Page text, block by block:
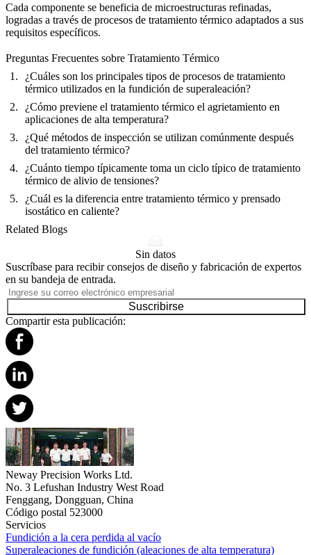
Cada componente se beneficia de microestructuras refinadas,
logradas a través de procesos de tratamiento térmico adaptados a sus
requisitos específicos.
Preguntas Frecuentes sobre Tratamiento Térmico
¿Cuáles son los principales tipos de procesos de tratamiento
térmico utilizados en la fundición de superaleación?
¿Cómo previene el tratamiento térmico el agrietamiento en
aplicaciones de alta temperatura?
¿Qué métodos de inspección se utilizan comúnmente después
del tratamiento térmico?
¿Cuánto tiempo típicamente toma un ciclo típico de tratamiento
térmico de alivio de tensiones?
¿Cuál es la diferencia entre tratamiento térmico y prensado
isostático en caliente?
Related Blogs
Sin datos
Suscríbase para recibir consejos de diseño y fabricación de expertos
en su bandeja de entrada.
Suscribirse
Compartir esta publicación:
Neway Precision Works Ltd.
No. 3 Lefushan Industry West Road
Fenggang, Dongguan, China
Código postal 523000
Servicios
Fundición a la cera perdida al vacío
Superaleaciones de fundición (aleaciones de alta temperatura)